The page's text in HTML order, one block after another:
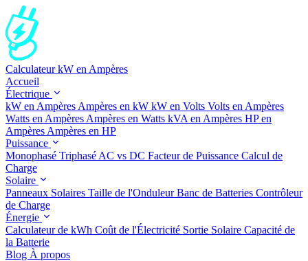
Calculateur kW en Ampères
Accueil
Électrique
kW en Ampères Ampères en kW kW en Volts Volts en Ampères
Watts en Ampères Ampères en Watts kVA en Ampères HP en
Ampères Ampères en HP
Puissance
Monophasé Triphasé AC vs DC Facteur de Puissance Calcul de
Charge
Solaire
Panneaux Solaires Taille de l'OnduleurBanc de Batteries Contrôleur
de Charge
Énergie
Calculateur de kWh Coût de l'Électricité Sortie Solaire Capacité de
la Batterie
Blog À propos